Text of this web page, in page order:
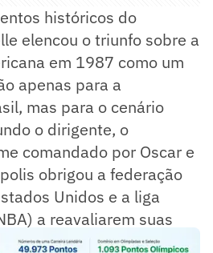
históricos do
elencou o triunfo sobre a
em 1987 como um
apenas para a
mas para o cenário
o dirigente, o
comandado por Oscar e
obrigou a federação
Unidos e a liga
a reavaliarem suas